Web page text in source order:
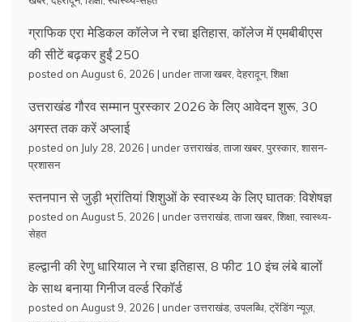
ग्राफिक एरा मेडिकल कॉलेज ने रचा इतिहास, कॉलेज में एमबीबीएस
की सीटें बढ़कर हुईं 250
posted on August 6, 2026 | underताजा खबर देहरादून, शिक्षा
उत्तराखंड गौरव सम्मान पुरस्कार 2026 के लिए आवेदन शुरू, 30
अगस्त तक करें अप्लाई
posted on July 28, 2026 | underउत्तराखंड ताजा खबर पुरस्कार शासन-
प्रशासन
स्तनपान से जुड़ी भ्रांतियां शिशुओं के स्वास्थ्य के लिए घातक: विशेषज्ञ
posted on August 5, 2026 | underउत्तराखंड ताजा खबर शिक्षा स्वास्थ्य-
सेहत
हल्द्वानी की रेणु धारियाल ने रचा इतिहास, 8 फीट 10 इंच लंबे बालों
के साथ बनाया गिनीज वर्ल्ड रिकॉर्ड
posted on August 9, 2026 | underउत्तराखंड उपलब्धि ट्रेंडिंग न्यूज़,